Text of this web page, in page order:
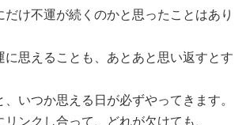
だけ不運が続くのかと思ったことはあり
に思えることも、あとあと思い返すとす
いつか思える日が必ずやってきます。
ンクし合って、どれが欠けても、